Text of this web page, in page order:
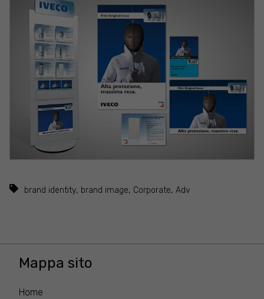
brand identity, brand image, Corporate, Adv
Mappa sito
Home